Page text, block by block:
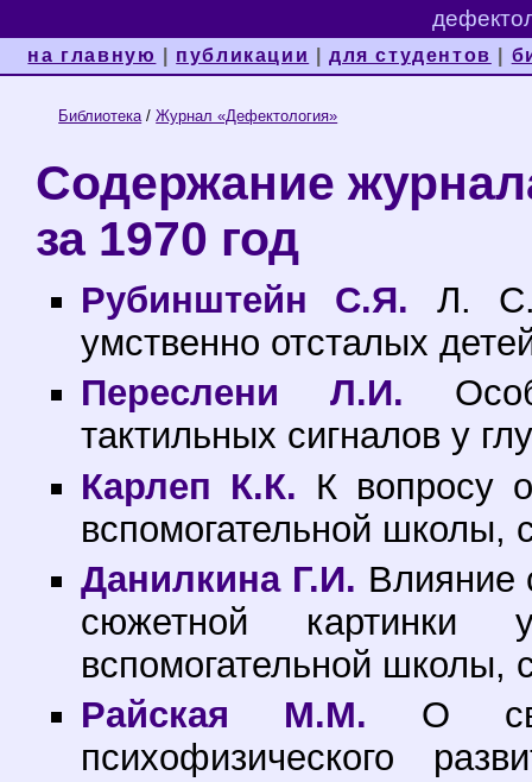
на главную публикации |для студентов
Библиотека/Журнал «Дефектология»
Содержание
за 1970 год
Рубинштейн С.Я. Л. С.
умственно отсталых
Переслени Л.И.
тактильных сигналов у
Карлеп К.К. К вопросу
вспомогательной школы,
Данилкина Г.И. Влияние
сюжетной
вспомогательной школы,
Райская М.М. О
психофизического